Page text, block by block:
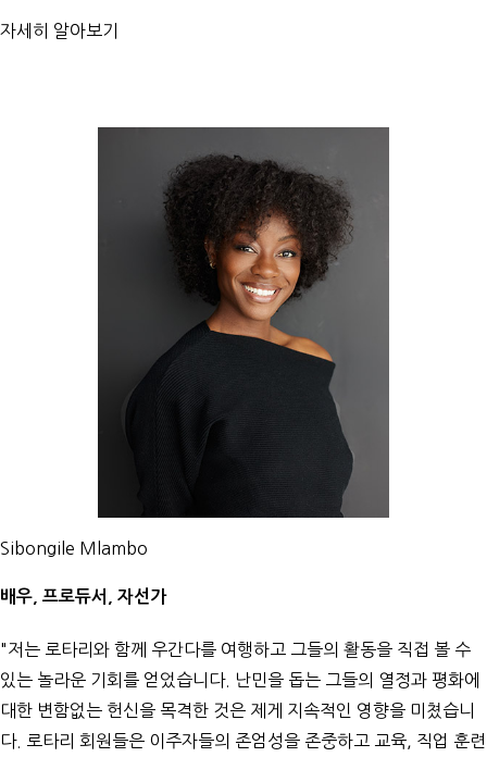
자세히 알아보기
Sibongile Mlambo
배우, 프로듀서, 자선가
"저는 로타리와 함께 우간다를 여행하고 그들의 활동을 직접 볼 수
있는 놀라운 기회를 얻었습니다. 난민을 돕는 그들의 열정과 평화에
대한 변함없는 헌신을 목격한 것은 제게 지속적인 영향을 미쳤습니
다. 로타리 회원들은 이주자들의 존엄성을 존중하고 교육, 직업 훈련